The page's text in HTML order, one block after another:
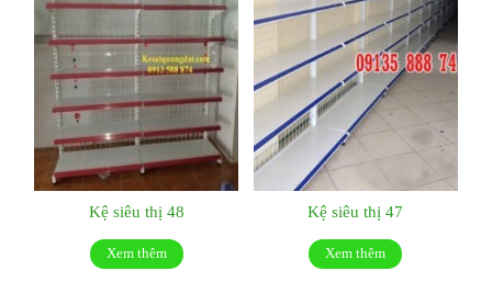
Kệ siêu thị 48
Xem thêm
Kệ siêu thị 47
Xem thêm